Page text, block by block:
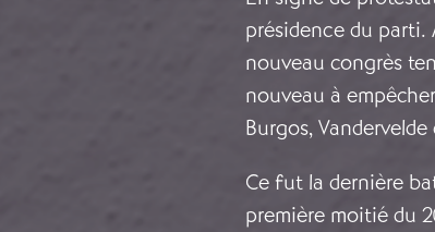
présidence du parti.
nouveau congrès
nouveau à
Burgos,
Ce fut la dernière
première moitié du